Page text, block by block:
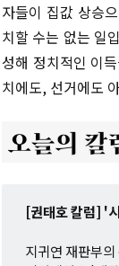
자들이 집값 상승
치할 수는 없는 일
성해 정치적인 이
치에도, 선거에도
[권태호 칼럼] '
지귀연 재판부